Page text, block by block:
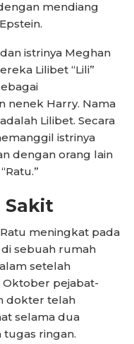
mendiang
istrinya Meghan
Lilibet “Lili”
nenek Harry. Nama
Lilibet. Secara
istrinya
dengan orang lain
Sakit
meningkat pada
sebuah rumah
setelah
Oktober pejabat-
dokter telah
selama dua
ringan.